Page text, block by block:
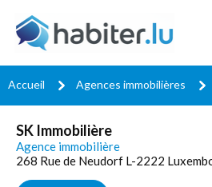
Accueil Agences immobilières
SK Immobilière
Agence immobilière
268 Rue de Neudorf L-2222